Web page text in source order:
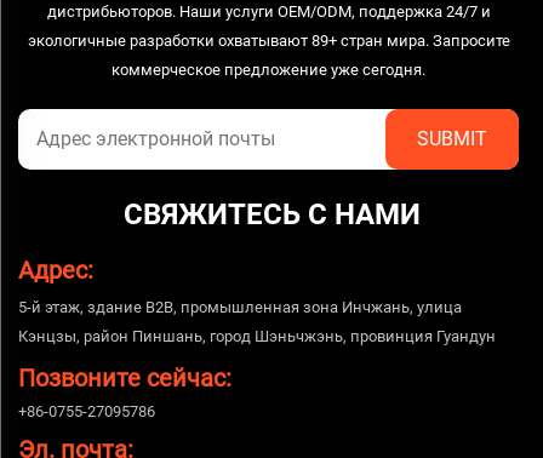
дистрибьюторов. Наши услуги OEM/ODM, поддержка 24/7 и
экологичные разработки охватывают 89+ стран мира. Запросите
коммерческое предложение уже сегодня.
СВЯЖИТЕСЬ С НАМИ
Адрес:
5-й этаж, здание B2B, промышленная зона Инчжань, улица
Кэнцзы, район Пиншань, город Шэньчжэнь, провинция Гуандун
Позвоните сейчас:
+86-0755-27095786
Эл. почта: